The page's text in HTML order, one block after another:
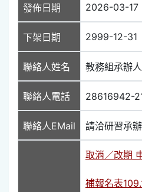
發佈日期 2026-03-17
下架日期 2999-12-31
聯絡人姓名 教務組承辦人
聯絡人電話 28616942-
聯絡人EMail 請洽研習承
取消／改期
補報名表